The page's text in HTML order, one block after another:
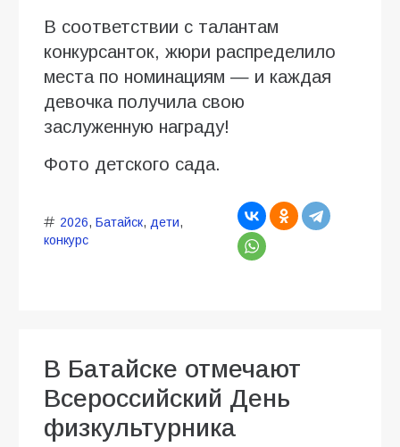
В соответствии с талантам
конкурсанток, жюри распределило
места по номинациям — и каждая
девочка получила свою
заслуженную награду!
Фото детского сада.
2026, Батайск, дети,
конкурс
В Батайске отмечают
Всероссийский День
физкультурника